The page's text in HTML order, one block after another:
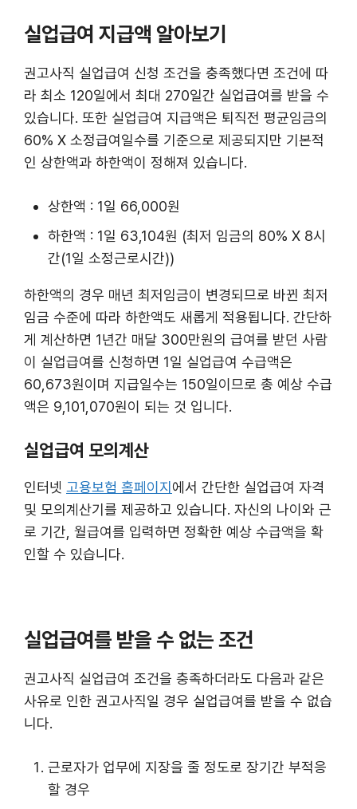
실업급여 지급액 알아보기
권고사직 실업급여 신청 조건을 충족했다면 조건에 따
라 최소 120일에서 최대 270일간 실업급여를 받을 수
있습니다. 또한 실업급여 지급액은 퇴직전 평균임금의
60% X 소정급여일수를 기준으로 제공되지만 기본적
인 상한액과 하한액이 정해져 있습니다.
상한액 : 1일 66,000원
하한액 : 1일 63,104원 (최저 임금의 80% X 8시
간(1일 소정근로시간))
하한액의 경우 매년 최저임금이 변경되므로 바뀐 최저
임금 수준에 따라 하한액도 새롭게 적용됩니다. 간단하
게 계산하면 1년간 매달 300만원의 급여를 받던 사람
이 실업급여를 신청하면 1일 실업급여 수급액은
60,673원이며 지급일수는 150일이므로 총 예상 수급
액은 9,101,070원이 되는 것 입니다.
실업급여 모의계산
인터넷 고용보험 홈페이지 에서 간단한 실업급여 자격
및 모의계산기를 제공하고 있습니다. 자신의 나이와 근
로 기간, 월급여를 입력하면 정확한 예상 수급액을 확
인할 수 있습니다.
실업급여를 받을 수 없는 조건
권고사직 실업급여 조건을 충족하더라도 다음과 같은
사유로 인한 권고사직일 경우 실업급여를 받을 수 없습
니다.
근로자가 업무에 지장을 줄 정도로 장기간 부적응
할 경우